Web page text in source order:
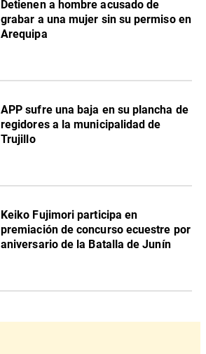
Detienen a hombre acusado de
grabar a una mujer sin su permiso en
Arequipa
APP sufre una baja en su plancha de
regidores a la municipalidad de
Trujillo
Keiko Fujimori participa en
premiación de concurso ecuestre por
aniversario de la Batalla de Junín